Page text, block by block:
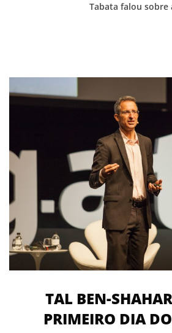
Tabata falou sobre
TAL BEN-
PRIMEIRO DIA